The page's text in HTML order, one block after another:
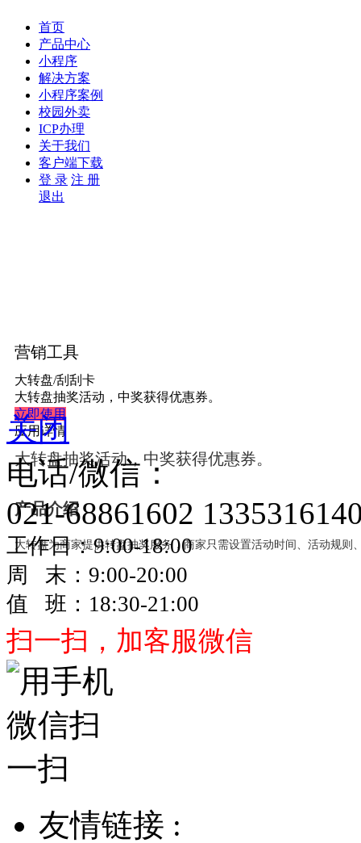
首页
产品中心
小程序
解决方案
小程序案例
校园外卖
ICP办理
关于我们
客户端下载
登 录 注 册
退出
营销工具
大转盘/刮刮卡
大转盘抽奖活动，中奖获得优惠券。
立即使用
应用详情
大转盘抽奖活动，中奖获得优惠券。
产品介绍
大转盘为商家提供转盘抽奖服务，商家只需设置活动时间、活动规
关闭
电话/微信：
021-68861602
工作日：9:00-18:00
周 末：9:00-20:00
值 班：18:30-21:00
扫一扫，加客服微信
友情链接 :